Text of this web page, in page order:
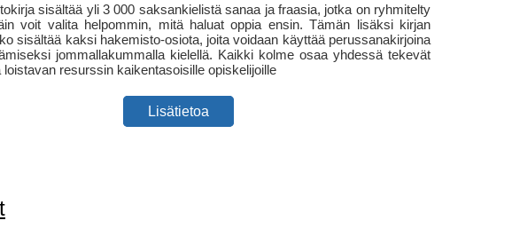
sisältää yli 3 000 saksankielistä sanaa ja fraasia, jotka on ryhmitelty
voit valita helpommin, mitä haluat oppia ensin. Tämän lisäksi kirjan
sisältää kaksi hakemisto-osiota, joita voidaan käyttää perussanakirjoina
jommallakummalla kielellä. Kaikki kolme osaa yhdessä tekevät
loistavan resurssin kaikentasoisille opiskelijoille
Lisätietoa